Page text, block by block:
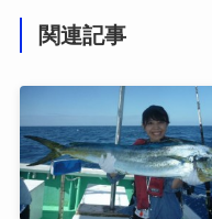
関連記事